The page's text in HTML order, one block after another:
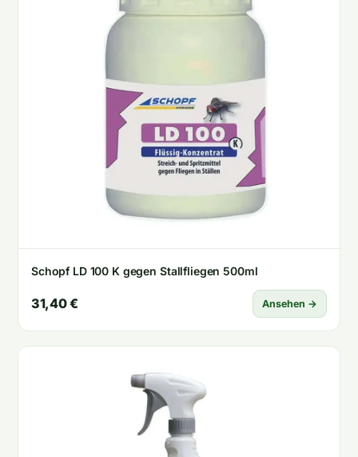
Schopf LD 100 K gegen Stallfliegen 500ml
31,40 € Ansehen →